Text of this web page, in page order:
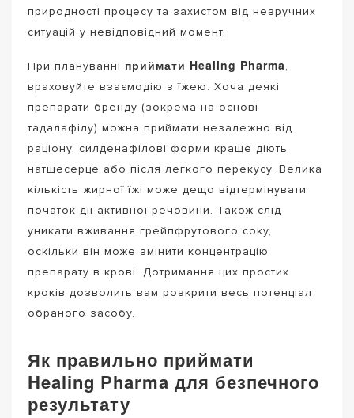
природності процесу та захистом від незручних
ситуацій у невідповідний момент.
При плануванні приймати Healing Pharma,
враховуйте взаємодію з їжею. Хоча деякі
препарати бренду (зокрема на основі
тадалафілу) можна приймати незалежно від
раціону, силденафілові форми краще діють
натщесерце або після легкого перекусу. Велика
кількість жирної їжі може дещо відтермінувати
початок дії активної речовини. Також слід
уникати вживання грейпфрутового соку,
оскільки він може змінити концентрацію
препарату в крові. Дотримання цих простих
кроків дозволить вам розкрити весь потенціал
обраного засобу.
Як правильно приймати
Healing Pharma для безпечного
результату